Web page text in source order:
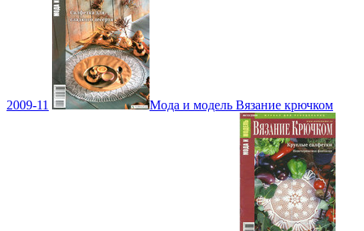
2009-11 Мода и модель Вязание крючком